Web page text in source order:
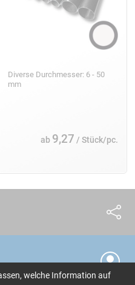
Diverse Durchmesser: 6 - 50
mm
ab 9,27 / Stück/pc.
welche Information auf